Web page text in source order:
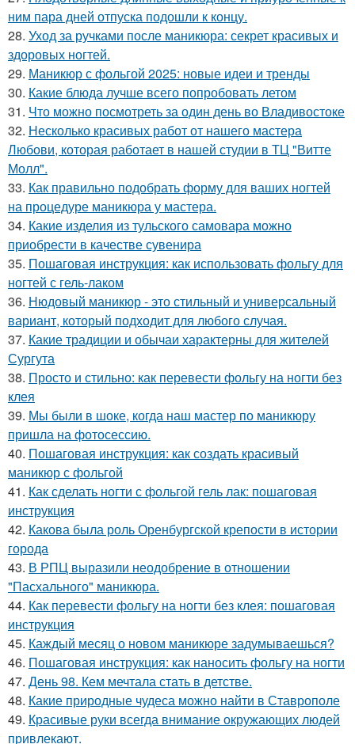
ним пара дней отпуска подошли к концу.
28. Уход за ручками после маникюра: секрет красивых и
здоровых ногтей.
29. Маникюр с фольгой 2025: новые идеи и тренды
30. Какие блюда лучше всего попробовать летом
31. Что можно посмотреть за один день во Владивостоке
32. Несколько красивых работ от нашего мастера
Любови, которая работает в нашей студии в ТЦ "Витте
Молл".
33. Как правильно подобрать форму для ваших ногтей
на процедуре маникюра у мастера.
34. Какие изделия из тульского самовара можно
приобрести в качестве сувенира
35. Пошаговая инструкция: как использовать фольгу для
ногтей с гель-лаком
36. Нюдовый маникюр - это стильный и универсальный
вариант, который подходит для любого случая.
37. Какие традиции и обычаи характерны для жителей
Сургута
38. Просто и стильно: как перевести фольгу на ногти без
клея
39. Мы были в шоке, когда наш мастер по маникюру
пришла на фотосессию.
40. Пошаговая инструкция: как создать красивый
маникюр с фольгой
41. Как сделать ногти с фольгой гель лак: пошаговая
инструкция
42. Какова была роль Оренбургской крепости в истории
города
43. В РПЦ выразили неодобрение в отношении
"Пасхального" маникюра.
44. Как перевести фольгу на ногти без клея: пошаговая
инструкция
45. Каждый месяц о новом маникюре задумываешься?
46. Пошаговая инструкция: как наносить фольгу на ногти
47. День 98. Кем мечтала стать в детстве.
48. Какие природные чудеса можно найти в Ставрополе
49. Красивые руки всегда внимание окружающих людей
привлекают.